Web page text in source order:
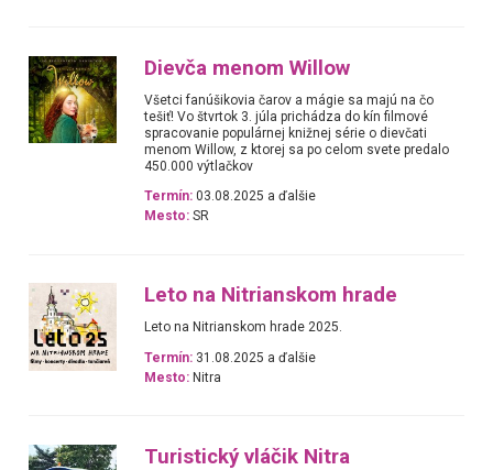
Dievča menom Willow
Všetci fanúšikovia čarov a mágie sa majú na čo
tešiť! Vo štvrtok 3. júla prichádza do kín filmové
spracovanie populárnej knižnej série o dievčati
menom Willow, z ktorej sa po celom svete predalo
450.000 výtlačkov
Termín: 03.08.2025 a ďalšie
Mesto: SR
Leto na Nitrianskom hrade
Leto na Nitrianskom hrade 2025.
Termín: 31.08.2025 a ďalšie
Mesto: Nitra
Turistický vláčik Nitra